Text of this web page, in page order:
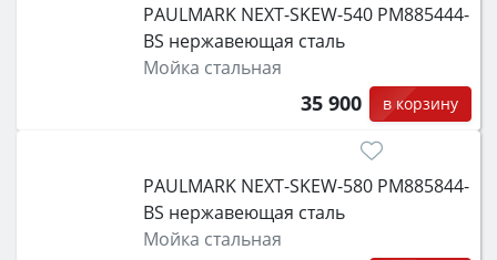
функции (конвекция, гриль, самоочистка,
защита от детей).
PAULMARK NEXT-SKEW-540 PM885444-
BS нержавеющая сталь
Мойка стальная
35 900 в корзину
PAULMARK NEXT-SKEW-580 PM885844-
BS нержавеющая сталь
Мойка стальная